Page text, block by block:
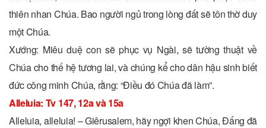
thiên nhan Chúa. Bao người ngủ trong lòng đất sẽ tôn thờ duy
một Chúa.
Xướng: Miêu duệ con sẽ phục vụ Ngài, sẽ tường thuật về
Chúa cho thế hệ tương lai, và chúng kể cho dân hậu sinh biết
đức công minh Chúa, rằng: “Ðiều đó Chúa đã làm”.
Alleluia: Tv 147, 12a và 15a
Alleluia, alleluia! – Giêrusalem, hãy ngợi khen Chúa, Ðấng đã